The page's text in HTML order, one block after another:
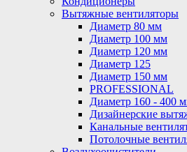
Вытяжные вентиляторы
Диаметр 80 мм
Диаметр 100 мм
Диаметр 120 мм
Диаметр 125
Диаметр 150 мм
PROFESSIONAL
Диаметр 160 - 400
Дизайнерские
Канальные
Потолочные